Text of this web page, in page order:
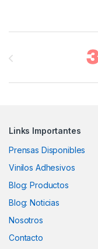
Links Importantes
Prensas Disponibles
Vinilos Adhesivos
Blog: Productos
Blog: Noticias
Nosotros
Contacto